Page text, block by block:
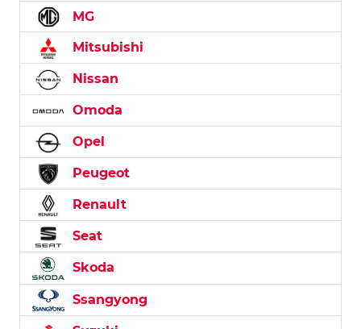
MG
Mitsubishi
Nissan
Omoda
Opel
Peugeot
Renault
Seat
Skoda
Ssangyong